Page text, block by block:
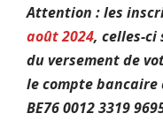
Attention : les
août 2024, celles-ci
du versement de
le compte bancaire
BE76 0012 3319